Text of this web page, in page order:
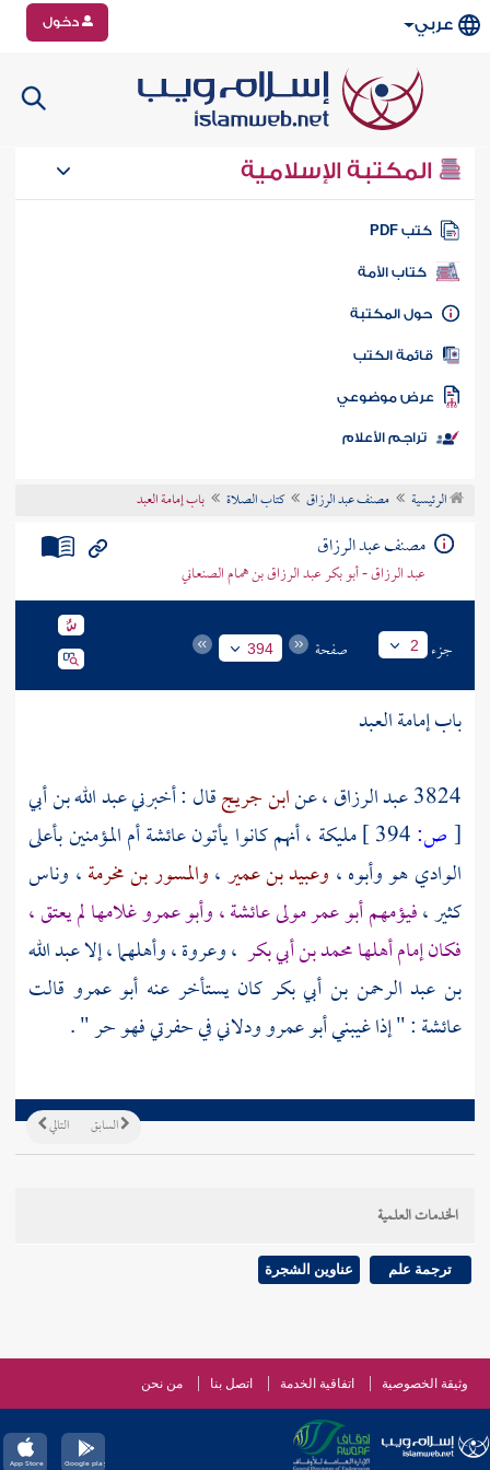
عربي دخول
المكتبة الإسلامية
كتب PDF
كتاب الأمة
المكتبة
الكتب
موضوعي
تراجم الأعلام
الرئيسية مصنف عبد الرزاق كتاب الصلاة باب إمامة العبد
مصنف عبد الرزاق
عبد الرزاق - أبو بكر عبد الرزاق بن همام الصنعاني
جزء 2 صفحة 394
باب إمامة العبد
3824عبد الرزاق، عنابن جريجقال : أخبرنيعبد الله بن أبي
[ص: مليكة ، أنهم كانوا يأتونعائشةأم المؤمنين بأعلى
الوادي هو وأبوه ، وعبيد بن عمير،والمسور بن مخرمة، وناس
كثير ،فيؤمهمأبو عمر مولى عائشة،وأبو عمروغلامها لم يعتق ،
فكان إمام أهلهامحمد بن أبي بكر ،وعروة، وأهلهما ، إلاعبد الله
بن عبد الرحمن بن أبي بكر كان يستأخر عنه أبو عمرو قالت
عائشة: " إذا غيبنيأبو عمروودلاني في حفرتي فهو حر " .
التالي السابق
الخدمات العلمية
ترجمة علم عناوين الشجرة
وثيقة الخصوصية اتفاقية الخدمة اتصل بنا من نحن